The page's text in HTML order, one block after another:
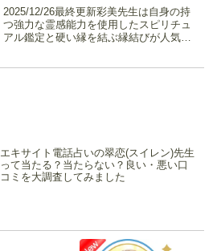
ピュアリ】
2025/12/26最終更新彩美先生は自身の持
つ強力な霊感能力を使用したスピリチュ
アル鑑定と硬い縁を結ぶ縁結びが人気の
エキサイト電話占いの翠恋(スイレン)先生
って当たる？当たらない？良い・悪い口
コミを大調査してみました